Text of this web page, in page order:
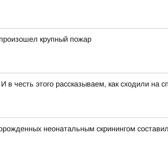
крупный пожар
в честь этого рассказываем, как сходили
неонатальным скринингом